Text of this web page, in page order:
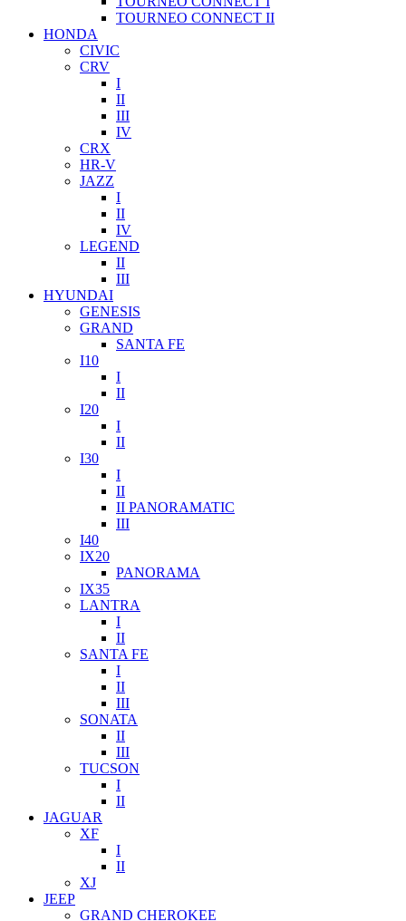
TOURNEO CONNECT II
HONDA
CIVIC
CRV
I
II
III
IV
CRX
HR-V
JAZZ
I
II
IV
LEGEND
II
III
HYUNDAI
GENESIS
GRAND
SANTA FE
I10
I
II
I20
I
II
I30
I
II
II PANORAMATIC
III
I40
IX20
PANORAMA
IX35
LANTRA
I
II
SANTA FE
I
II
III
SONATA
II
III
TUCSON
I
II
JAGUAR
XF
I
II
XJ
JEEP
GRAND CHEROKEE